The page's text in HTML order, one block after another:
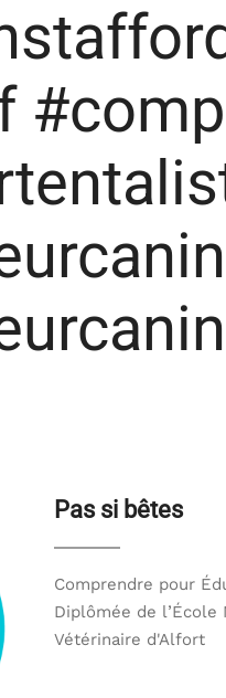
Pas si bêtes
Comprendre pour
Diplômée de l’École
Vétérinaire d'Alfort